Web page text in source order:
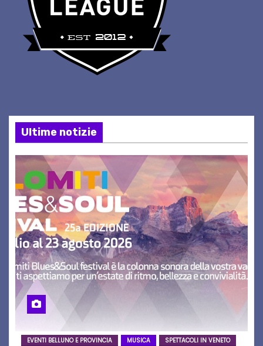
Ultime notizie
EVENTI BELLUNO E PROVINCIA MUSICA SPETTACOLI IN VENETO